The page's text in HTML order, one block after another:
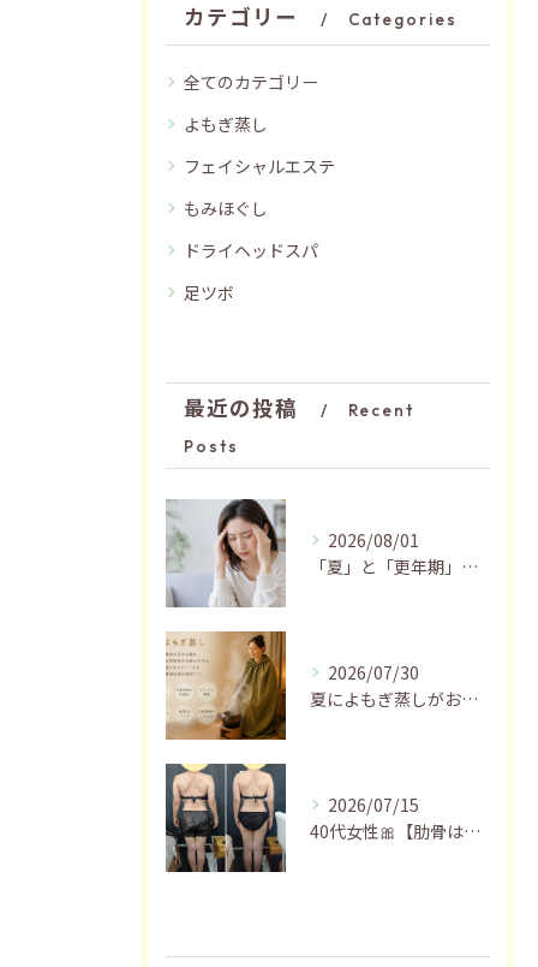
カテゴリー Categories
全てのカテゴリー
よもぎ蒸し
フェイシャルエステ
もみほぐし
ドライヘッドスパ
足ツボ
最近の投稿
Recent
Posts
2026/08/01
「夏」と「更年期」の関係…おすすめの過ごし方🍃
2026/07/30
夏によもぎ蒸しがおすすめの理由✨
2026/07/15
40代女性🎀【肋骨はがし＋お腹瘦せマッサージ90分】